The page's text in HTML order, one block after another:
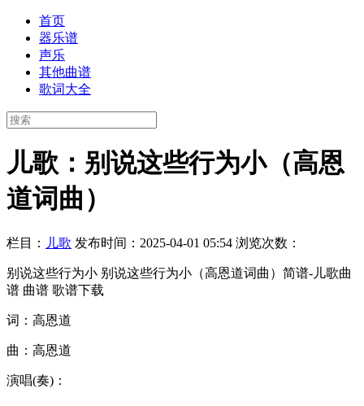
首页
器乐谱
声乐
其他曲谱
歌词大全
儿歌：别说这些行为小（高恩
道词曲）
栏目： 儿歌 发布时间：2025-04-01 05:54 浏览次数：
别说这些行为小 别说这些行为小（高恩道词曲）简谱-儿歌曲
谱 曲谱 歌谱下载
词：高恩道
曲：高恩道
演唱(奏)：